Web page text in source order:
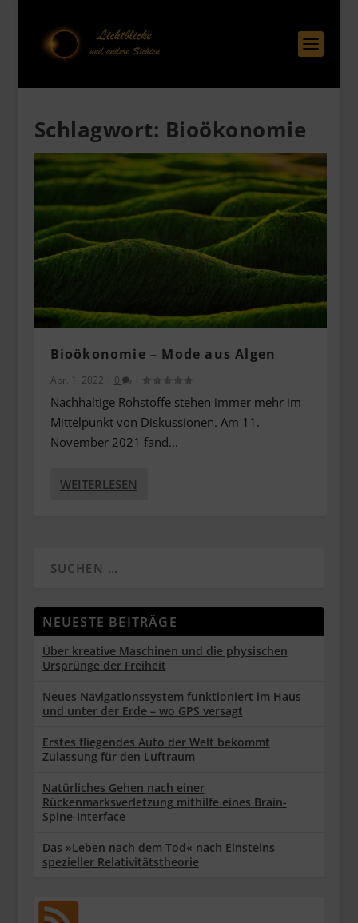
Schlagwort: Bioökonomie
Bioökonomie – Mode aus Algen
Apr. 1, 2022 | 0 |
Nachhaltige Rohstoffe stehen immer mehr im
Mittelpunkt von Diskussionen. Am 11.
November 2021 fand...
WEITERLESEN
NEUESTE BEITRÄGE
Über kreative Maschinen und die physischen
Ursprünge der Freiheit
Neues Navigationssystem funktioniert im Haus
und unter der Erde – wo GPS versagt
Erstes fliegendes Auto der Welt bekommt
Zulassung für den Luftraum
Natürliches Gehen nach einer
Rückenmarksverletzung mithilfe eines Brain-
Spine-Interface
Das »Leben nach dem Tod« nach Einsteins
spezieller Relativitätstheorie